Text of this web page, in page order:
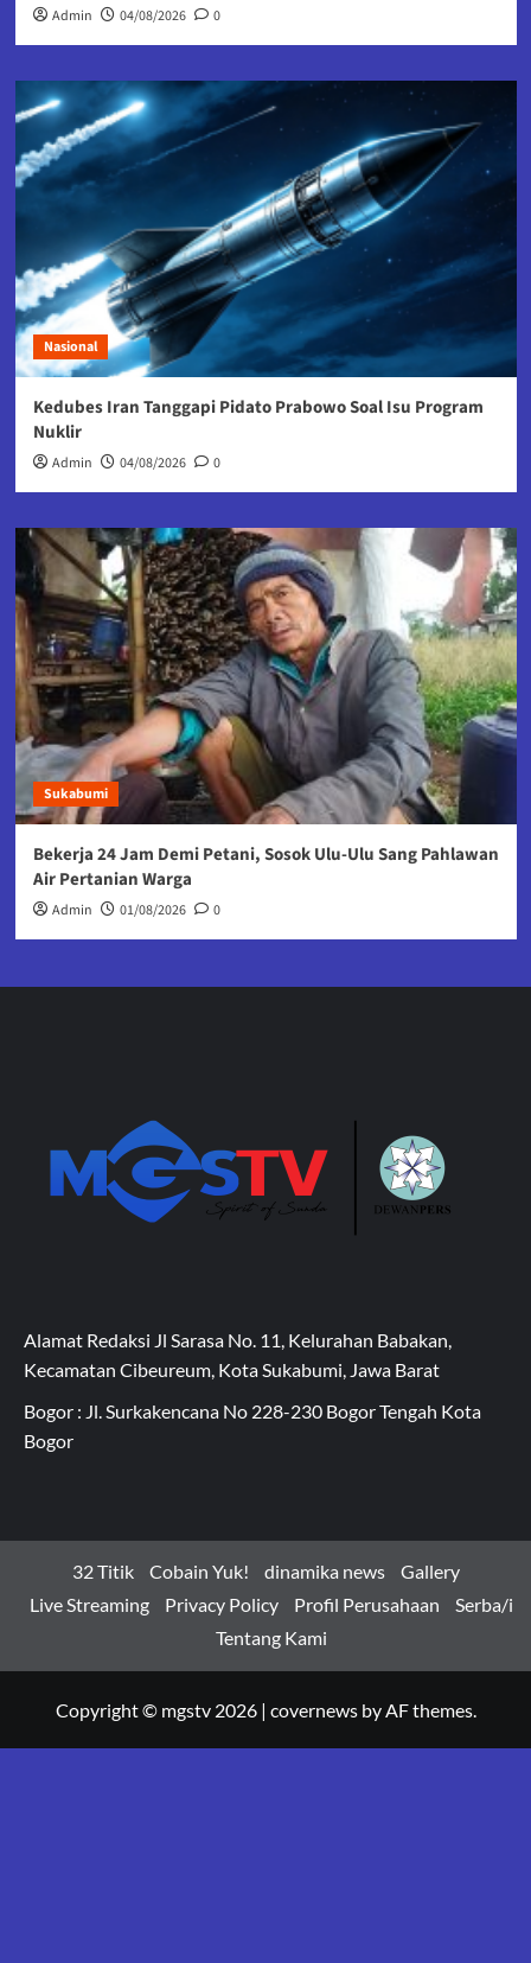
Admin 04/08/2026 0
Nasional
Kedubes Iran Tanggapi Pidato Prabowo Soal Isu Program
Nuklir
Admin 04/08/2026 0
Sukabumi
Bekerja 24 Jam Demi Petani, Sosok Ulu-Ulu Sang Pahlawan
Air Pertanian Warga
Admin 01/08/2026 0
Alamat Redaksi Jl Sarasa No. 11, Kelurahan Babakan,
Kecamatan Cibeureum, Kota Sukabumi, Jawa Barat
Bogor : Jl. Surkakencana No 228-230 Bogor Tengah Kota
Bogor
32 Titik Cobain Yuk! dinamika news
Gallery
Live Streaming
Privacy Policy Profil Perusahaan
Serba/i
Tentang Kami
Copyright © mgstv 2026 | covernewsby AF themes.